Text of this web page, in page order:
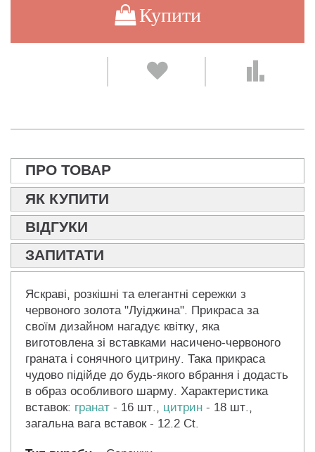
Купити
ПРО ТОВАР
ЯК КУПИТИ
ВІДГУКИ
ЗАПИТАТИ
Яскраві, розкішні та елегантні сережки з
червоного золота "Луіджина". Прикраса за
своїм дизайном нагадує квітку, яка
виготовлена зі вставками насичено-червоного
граната і сонячного цитрину. Така прикраса
чудово підійде до будь-якого вбрання і додасть
в образ особливого шарму. Характеристика
вставок: гранат - 16 шт., цитрин - 18 шт.,
загальна вага вставок - 12.2 Ct.